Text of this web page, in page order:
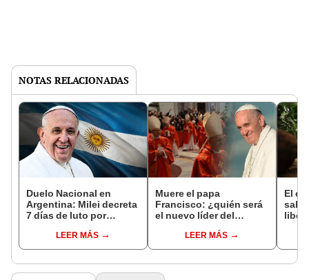
NOTAS RELACIONADAS
Duelo Nacional en
Argentina: Milei decreta
7 días de luto por
FranciscoLEER MÁS
Muere el papa
Francisco: ¿quién será
el nuevo líder del
el cónclave para elegir a
su sucesor?
LEER MÁS
El
salió
la